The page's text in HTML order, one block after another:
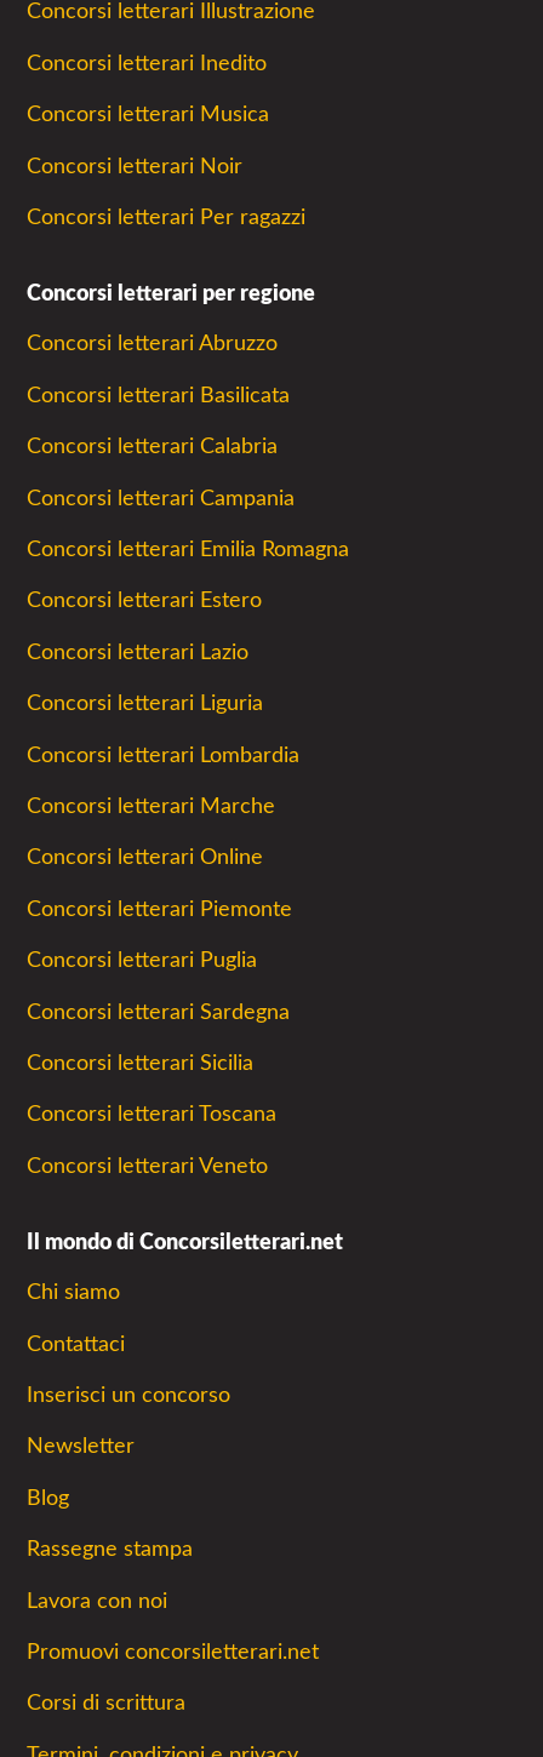
Concorsi letterari Illustrazione
Concorsi letterari Inedito
Concorsi letterari Musica
Concorsi letterari Noir
Concorsi letterari Per ragazzi
Concorsi letterari per regione
Concorsi letterari Abruzzo
Concorsi letterari Basilicata
Concorsi letterari Calabria
Concorsi letterari Campania
Concorsi letterari Emilia Romagna
Concorsi letterari Estero
Concorsi letterari Lazio
Concorsi letterari Liguria
Concorsi letterari Lombardia
Concorsi letterari Marche
Concorsi letterari Online
Concorsi letterari Piemonte
Concorsi letterari Puglia
Concorsi letterari Sardegna
Concorsi letterari Sicilia
Concorsi letterari Toscana
Concorsi letterari Veneto
Il mondo di Concorsiletterari.net
Chi siamo
Contattaci
Inserisci un concorso
Newsletter
Blog
Rassegne stampa
Lavora con noi
Promuovi concorsiletterari.net
Corsi di scrittura